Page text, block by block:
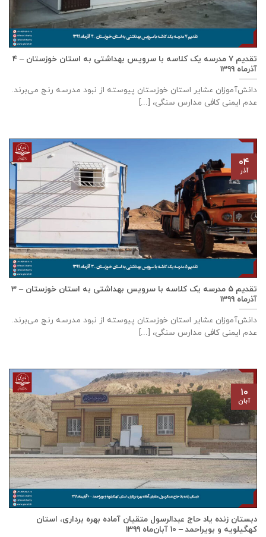
تقدیم ۷ مدرسه یک کلاسه با سرويس بهداشتی به استان خوزستان – ۴
آذر‌ماه ۱۳۹۹
دانش‌آموزان عشایر استان خوزستان پيوسته از نبود مدرسه رنج می‌برند.
عدم ایمنی کافی مدارس سنگی، [...]
تقدیم ۵ مدرسه یک کلاسه با سرويس بهداشتی به استان خوزستان – ۳
آذر‌ماه ۱۳۹۹
دانش‌آموزان عشایر استان خوزستان پيوسته از نبود مدرسه رنج می‌برند.
عدم ایمنی کافی مدارس سنگی، [...]
۰۴
آذر
دبستان زنده ياد حاج عبدالرسول متقيان آماده بهره برداری، استان
كهگيلويه و بويراحمد – ۱۰ آبان‌ماه ۱۳۹۹
۱۰
آبان